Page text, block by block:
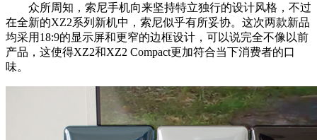
众所周知，索尼手机向来坚持特立独行的设计风格，不过
在全新的XZ2系列新机中，索尼似乎有所妥协。这次两款新品
均采用18:9的显示屏和更窄的边框设计，可以说完全不像以前
产品，这使得XZ2和XZ2 Compact更加符合当下消费者的口
味。